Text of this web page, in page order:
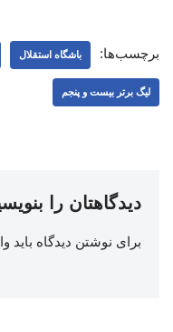
برچسب‌ها: باشگاه استقلال
لیگ برتر بیست و پنجم
دیدگاهتان را
برای نوشتن دیدگاه باید